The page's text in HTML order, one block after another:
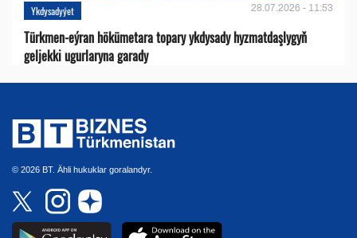
Ykdysadyýet 28.07.2026 - 11:53
Türkmen-eýran hökümetara topary ykdysady hyzmatdaşlygyň
geljekki ugurlaryna garady
© 2026 BT. Ähli hukuklar goralandyr.